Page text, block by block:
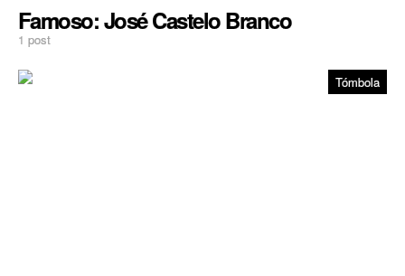
Famoso:José Castelo Branco
1 post
Tómbola